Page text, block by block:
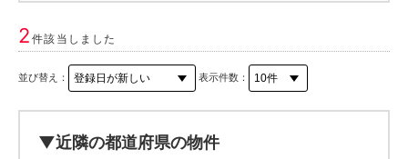
2件該当しました
並び替え： 表示件数：
▼近隣の都道府県の物件